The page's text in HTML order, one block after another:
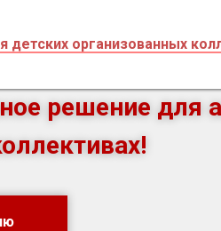
детских организованных
решение для